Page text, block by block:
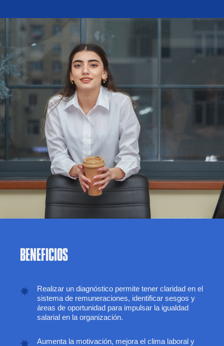
BENEFICIOS
Realizar un diagnóstico permite tener claridad en el
sistema de remuneraciones, identificar sesgos y
áreas de oportunidad para impulsar la igualdad
salarial en la organización.
Aumenta la motivación, mejora el clima laboral y